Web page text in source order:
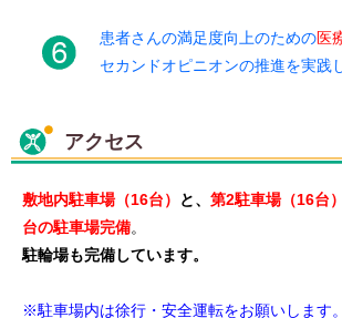
患者さんの満足度向上のための医
セカンドオピニオンの推進を実践
アクセス
敷地内駐車場（16台） と、 第2駐車場（16台）
台の駐車場完備。
駐輪場も完備しています。
※駐車場内は徐行・安全運転をお願いします。